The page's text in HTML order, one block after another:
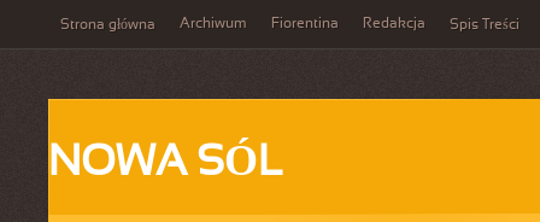
Strona główna Archiwum Fiorentina Redakcja Spis Treści
NOWA SÓL